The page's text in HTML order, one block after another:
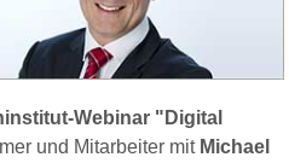
Webinar "Digital
und Mitarbeiter mitMichael